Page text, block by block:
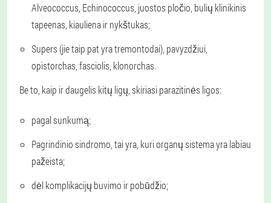
Alveococcus, Echinococcus, juostos pločio, bulių klinikinis
tapeenas, kiauliena ir nykštukas;
Supers (jie taip pat yra tremontodai), pavyzdžiui,
opistorchas, fasciolis, klonorchas.
Be to, kaip ir daugelis kitų ligų, skiriasi parazitinės ligos:
pagal sunkumą;
Pagrindinio sindromo, tai yra, kuri organų sistema yra labiau
pažeista;
dėl komplikacijų buvimo ir pobūdžio;